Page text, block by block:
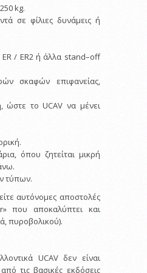
kg.
σε φίλιες δυνάμεις ή
ER / ER2 ή άλλα stand–off
σκαφών επιφανείας,
ώστε το UCAV να μένει
όπου ζητείται μικρή
τύπων.
αυτόνομες αποστολές
που αποκαλύπτει και
πυροβολικού).
UCAV δεν είναι
τις βασικές εκδόσεις